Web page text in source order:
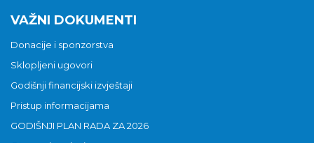
VAŽNI DOKUMENTI
Donacije i sponzorstva
Sklopljeni ugovori
Godišnji financijski izvještaji
Pristup informacijama
GODIŠNJI PLAN RADA ZA 2026